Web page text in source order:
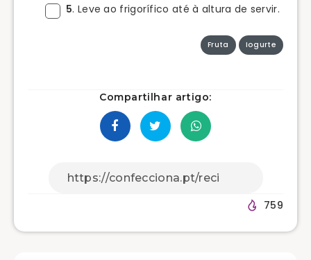
5. Leve ao frigorífico até à altura de servir.
Fruta Iogurte
Compartilhar artigo:
759